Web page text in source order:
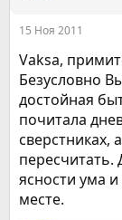
15 Ноя 2011
Vaksa,
Безусловно
достойная
почитала
сверстниках,
пересчитать.
ясности ума
месте.